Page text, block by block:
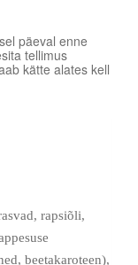
päeval enne
tellimus
kätte alates kell
rapsiõli,
beetakaroteen),